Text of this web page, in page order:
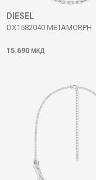
DIESEL
DX1582040 METAMORPH
15.690 МКД